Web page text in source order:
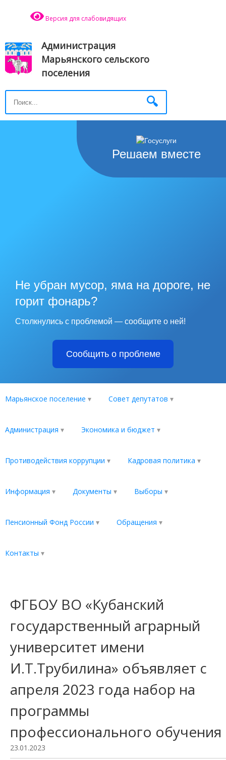
Версия для слабовидящих
Администрация
Марьянского сельского
поселения
Решаем вместе
Не убран мусор, яма на дороге, не
горит фонарь?
Столкнулись с проблемой — сообщите о ней!
Сообщить о проблеме
Марьянское поселение Совет депутатов
Администрация Экономика и бюджет
Противодействия коррупции Кадровая политика
Информация Документы Выборы
Пенсионный Фонд России Обращения
Контакты
ФГБОУ ВО «Кубанский
государственный аграрный
университет имени
И.Т.Трубилина» объявляет с
апреля 2023 года набор на
программы
профессионального обучения
23.01.2023